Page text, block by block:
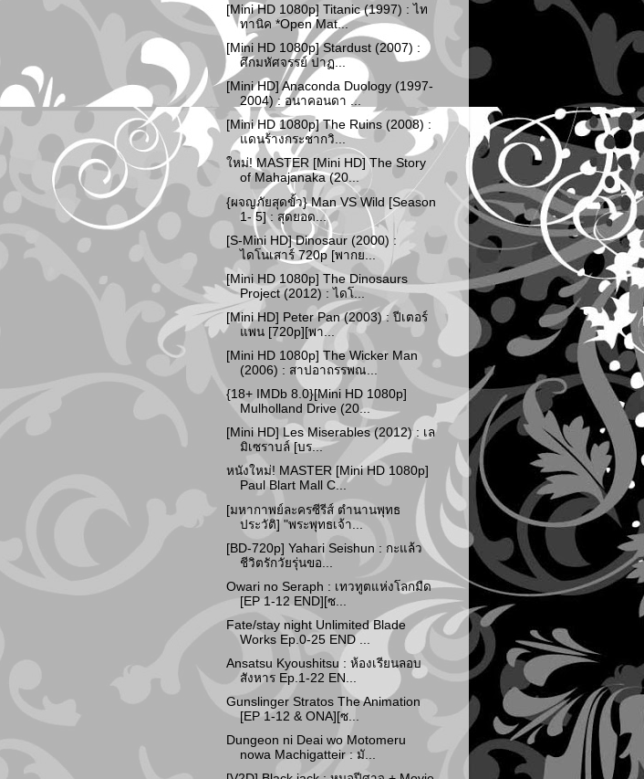
[Mini HD 1080p] Titanic (1997) : ไท
ทานิค *Open Mat...
[Mini HD 1080p] Stardust (2007) :
ศึกมหัศจรรย์ ปาฏ...
[Mini HD] Anaconda Duology (1997-
2004) : อนาคอนดา ...
[Mini HD 1080p] The Ruins (2008) :
แดนร้างกระชากวิ...
ใหม่! MASTER [Mini HD] The Story
of Mahajanaka (20...
{ผจญภัยสุดขั้ว} Man VS Wild [Season
1- 5] : สุดยอด...
[S-Mini HD] Dinosaur (2000) :
ไดโนเสาร์ 720p [พากย...
[Mini HD 1080p] The Dinosaurs
Project (2012) : ไดโ...
[Mini HD] Peter Pan (2003) : ปีเตอร์
แพน [720p][พา...
[Mini HD 1080p] The Wicker Man
(2006) : สาปอาถรรพณ...
{18+ IMDb 8.0}[Mini HD 1080p]
Mulholland Drive (20...
[Mini HD] Les Miserables (2012) : เล
มิเซราบล์ [บร...
หนังใหม่! MASTER [Mini HD 1080p]
Paul Blart Mall C...
[มหากาพย์ละครซีรีส์ ตำนานพุทธ
ประวัติ] "พระพุทธเจ้า...
[BD-720p] Yahari Seishun : กะแล้ว
ชีวิตรักวัยรุ่นขอ...
Owari no Seraph : เทวทูตแห่งโลกมืด
[EP 1-12 END][ซ...
Fate/stay night Unlimited Blade
Works Ep.0-25 END ...
Ansatsu Kyoushitsu : ห้องเรียนลอบ
สังหาร Ep.1-22 EN...
Gunslinger Stratos The Animation
[EP 1-12 & ONA][ซ...
Dungeon ni Deai wo Motomeru
nowa Machigatteir : มั...